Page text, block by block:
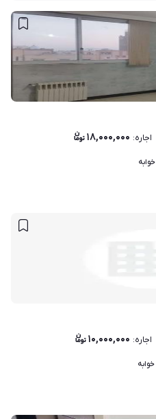
اجاره: ۱۸,۰۰۰,۰۰۰
خوابه
اجاره: ۱۰,۰۰۰,۰۰۰
خوابه